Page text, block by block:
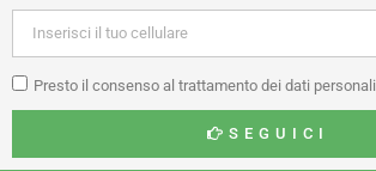
Presto il consenso al trattamento dei dati personali
SEGUICI